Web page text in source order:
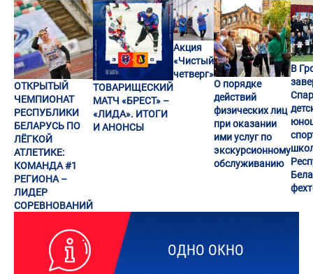
ОДНО ОКНО
ОТКРЫТЫЙ
ЧЕМПИОНАТ
РЕСПУБЛИКИ
БЕЛАРУСЬ ПО
ЛЁГКОЙ
АТЛЕТИКЕ:
КОМАНДА #1
РЕГИОНА –
ЛИДЕР
СОРЕВНОВАНИЙ
ТОВАРИЩЕСКИЙ
МАТЧ «БРЕСТ» –
«ЛИДА». ИТОГИ
И АНОНСЫ
Акция
«Чистый
четверг»
О порядке
действий
физических лиц
при оказании
ими услуг по
экскурсионному
обслуживанию
В